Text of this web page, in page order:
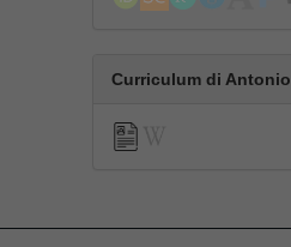
Curriculum di Antonio